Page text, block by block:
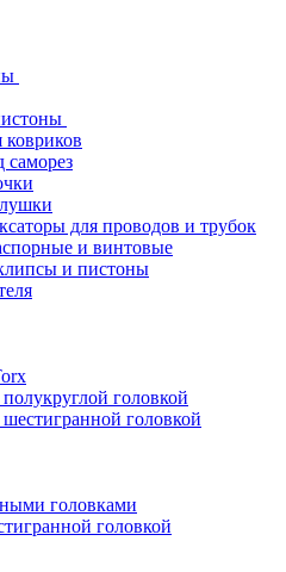
для проводов и трубок
и винтовые
и пистоны
головкой
головкой
головками
головкой